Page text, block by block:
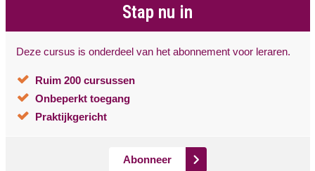
Stap nu in
Deze cursus is onderdeel van het abonnement voor leraren.
Ruim 200 cursussen
Onbeperkt toegang
Praktijkgericht
Abonneer